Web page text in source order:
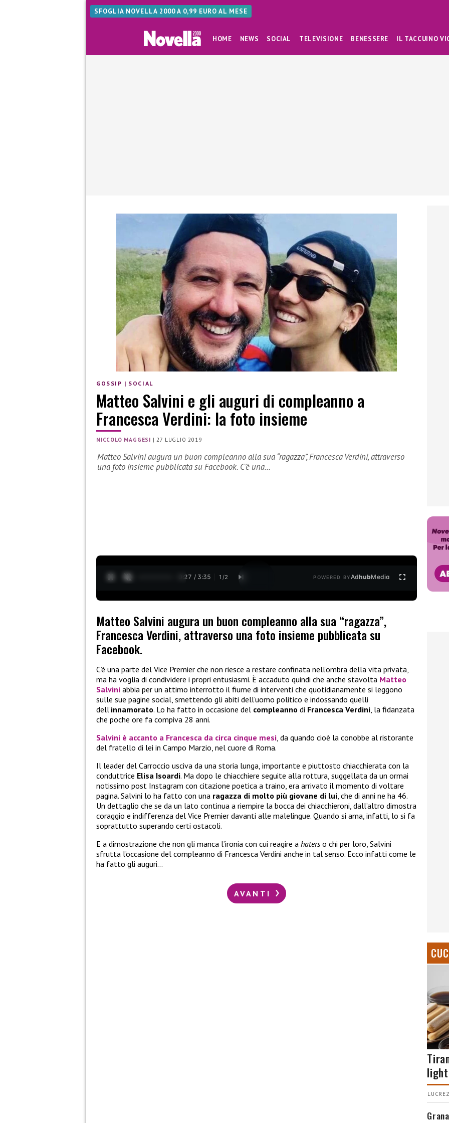
SFOGLIA NOVELLA 2000 A 0,99 EURO AL MESE
HOME NEWS SOCIAL TELEVISIONE BENESSERE IL TACCUINO
GOSSIP | SOCIAL
Matteo Salvini e gli auguri di compleanno a
Francesca Verdini: la foto insieme
NICCOLO MAGGESI |27 LUGLIO 2019
Matteo Salvini augura un buon compleanno alla sua “ragazza”, Francesca Verdini, attraverso
una foto insieme pubblicata su Facebook. C’è una…
0:28 / 3:35 1 /2 POWERED BYAdhubMedia
Matteo Salvini augura un buon compleanno alla sua “ragazza”,
Francesca Verdini, attraverso una foto insieme pubblicata su
Facebook.
C’è una parte del Vice Premier che non riesce a restare confinata nell’ombra della vita privata,
ma ha voglia di condividere i propri entusiasmi. È accaduto quindi che anche stavolta Matteo
Salvini abbia per un attimo interrotto il fiume di interventi che quotidianamente si leggono
sulle sue pagine social, smettendo gli abiti dell’uomo politico e indossando quelli
dell’innamorato. Lo ha fatto in occasione del compleanno di Francesca Verdini, la fidanzata
che poche ore fa compiva 28 anni.
Salvini è accanto a Francesca da circa cinque mesi, da quando cioè la conobbe al ristorante
del fratello di lei in Campo Marzio, nel cuore di Roma.
Il leader del Carroccio usciva da una storia lunga, importante e piuttosto chiacchierata con la
conduttrice Elisa Isoardi. Ma dopo le chiacchiere seguite alla rottura, suggellata da un ormai
notissimo post Instagram con citazione poetica a traino, era arrivato il momento di voltare
pagina. Salvini lo ha fatto con una ragazza di molto più giovane di lui, che di anni ne ha 46.
Un dettaglio che se da un lato continua a riempire la bocca dei chiacchieroni, dall’altro dimostra
coraggio e indifferenza del Vice Premier davanti alle malelingue. Quando si ama, infatti, lo si fa
soprattutto superando certi ostacoli.
E a dimostrazione che non gli manca l’ironia con cui reagire a haterso chi per loro, Salvini
sfrutta l’occasione del compleanno di Francesca Verdini anche in tal senso. Ecco infatti come le
ha fatto gli auguri…
AVANTI